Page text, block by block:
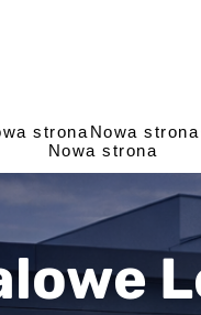
strona Nowa strona
Nowa strona